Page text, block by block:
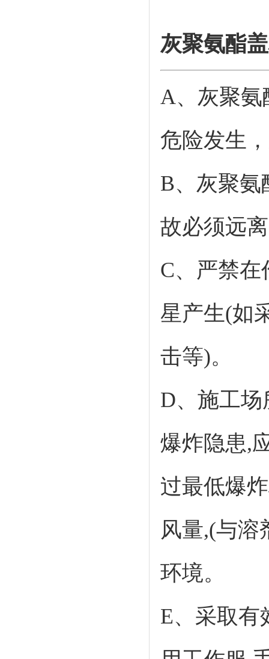
灰聚氨酯
A、灰聚氨
危险发生
B、灰聚氨
故必须远
C、严禁
星产生(如
击等)。
D、施工
爆炸隐患,
过最低爆
风量,(与溶
环境。
E、采取有